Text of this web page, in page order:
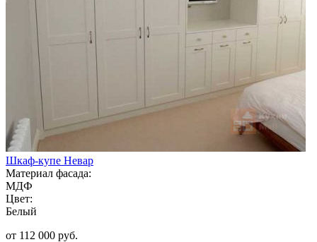
Шкаф-купе Невар
Материал фасада:
МДФ
Цвет:
Белый
от 112 000 руб.